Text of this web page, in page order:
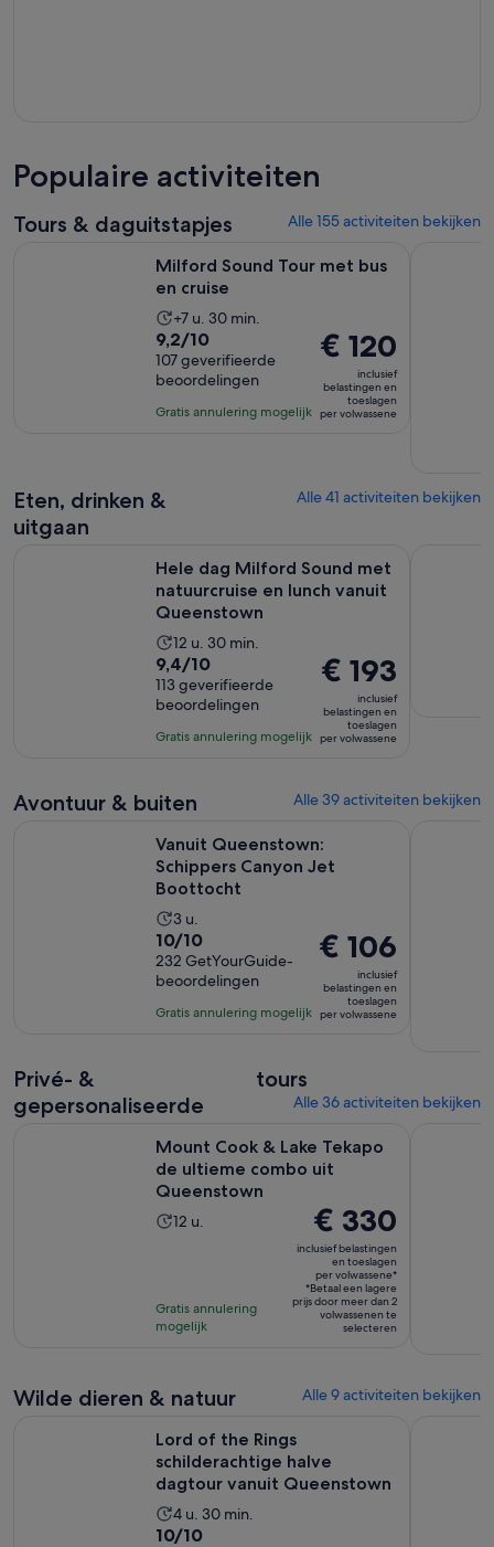
Populaire activiteiten
Tours & daguitstapjes Alle 155 activiteiten bekijken
Milford Sound Tour met bus
en cruise
De
activiteit
duurt
7
uur
+7 u. 30 min.
9.2
van
10
met
9,2/10
107 geverifieerde
beoordelingen
Gratis annulering mogelijk
De
prijs
is
€ 120
€ 120
inclusief
belastingen en
toeslagen
per volwassene
Eten, drinken &
uitgaan
Alle 41 activiteiten bekijken
Hele dag Milford Sound met
natuurcruise en lunch vanuit
Queenstown
De
activiteit
duurt
12
uur
minuten
12 u. 30 min.
9.4
van
10
met
9,4/10
113 geverifieerde
beoordelingen
Gratis annulering mogelijk
De
prijs
is
€ 193
€ 193
inclusief
belastingen en
toeslagen
per volwassene
Avontuur & buiten Alle 39 activiteiten bekijken
Vanuit Queenstown:
Schippers Canyon Jet
Boottocht
De
activiteit
duurt
3
uur
3 u.
10.0
van
10
met
10/10
232 GetYourGuide-
beoordelingen
Gratis annulering mogelijk
De
prijs
is
€ 106
€ 106
inclusief
belastingen en
toeslagen
per volwassene
Privé- &
gepersonaliseerde
tours
Alle 36 activiteiten bekijken
Mount Cook & Lake Tekapo
de ultieme combo uit
Queenstown
De
uur
12 u.
Gratis annulering
mogelijk
De
prijs
is
€ 330
per
volwassene*
€ 330
inclusief belastingen
en toeslagen
per volwassene*
*Betaal een lagere
prijs door meer dan 2
volwassenen te
selecteren
Wilde dieren & natuur Alle 9 activiteiten bekijken
Lord of the Rings
schilderachtige halve
dagtour vanuit Queenstown
De
activiteit
4 u. 30 min.
10.0
10/10